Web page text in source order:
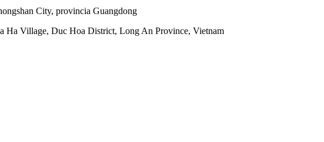
City, provincia Guangdong
Ha Village, Duc Hoa District, Long An Province, Vietnam